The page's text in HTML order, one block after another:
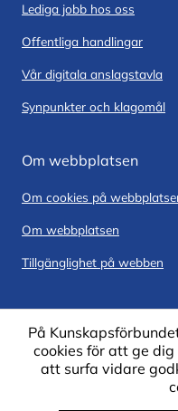
Lediga jobb hos oss
Offentliga handlingar
Vår digitala anslagstavla
Synpunkter och klagomål
Om webbplatsen
Om cookies på
Om webbplatsen
Tillgänglighet på webben
På
cookies för att ge
att surfa vidare